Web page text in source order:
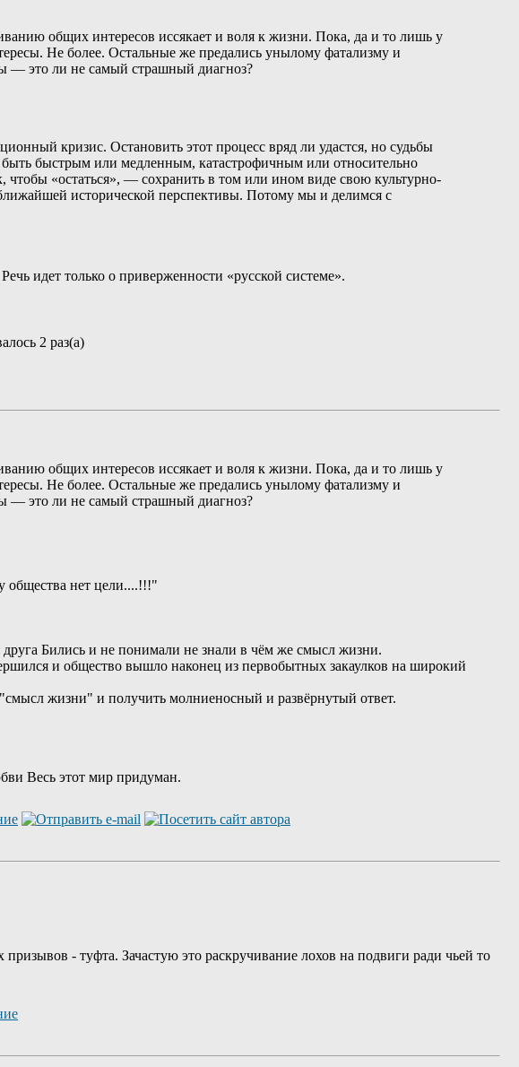
общих интересов иссякает и воля к жизни. Пока, да и то лишь у
Не более. Остальные же предались унылому фатализму и
— это ли не самый страшный диагноз?
кризис. Остановить этот процесс вряд ли удастся, но судьбы
быстрым или медленным, катастрофичным или относительно
«остаться», — сохранить в том или ином виде свою культурно-
исторической перспективы. Потому мы и делимся с
идет только о приверженности «русской системе».
2 раз(а)
общих интересов иссякает и воля к жизни. Пока, да и то лишь у
Не более. Остальные же предались унылому фатализму и
— это ли не самый страшный диагноз?
общества нет цели....!!!"
Бились и не понимали не знали в чём же смысл жизни.
и общество вышло наконец из первобытных закаулков на широкий
жизни" и получить молниеносный и развёрнутый ответ.
Весь этот мир придуман.
- туфта. Зачастую это раскручивание лохов на подвиги ради чьей то